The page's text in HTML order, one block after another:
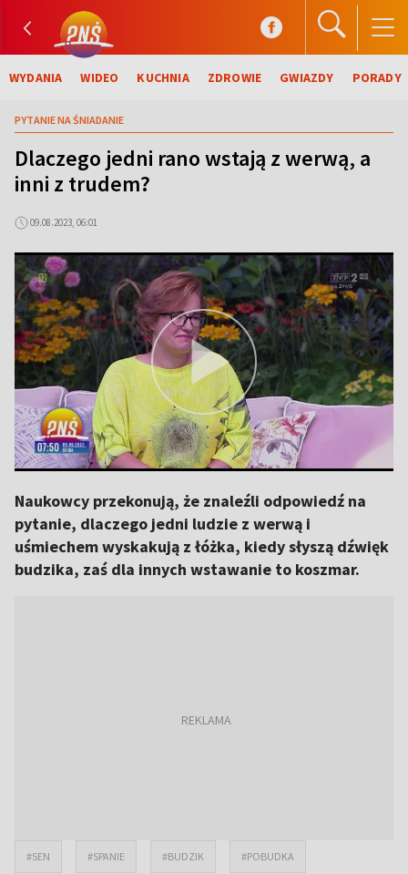
WYDANIA WIDEO KUCHNIA ZDROWIE GWIAZDY PORADY
PYTANIE NA ŚNIADANIE
Dlaczego jedni rano wstają z werwą, a
inni z trudem?
09.08.2023, 06:01
Naukowcy przekonują, że znaleźli odpowiedź na
pytanie, dlaczego jedni ludzie z werwą i
uśmiechem wyskakują z łóżka, kiedy słyszą dźwięk
budzika, zaś dla innych wstawanie to koszmar.
#SEN #SPANIE #BUDZIK #POBUDKA